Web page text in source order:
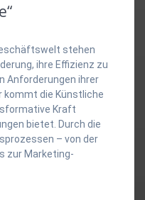
stehen
ihre Effizienz zu
Anforderungen ihrer
kommt die Künstliche
Kraft
bietet. Durch die
– von der
zur Marketing-